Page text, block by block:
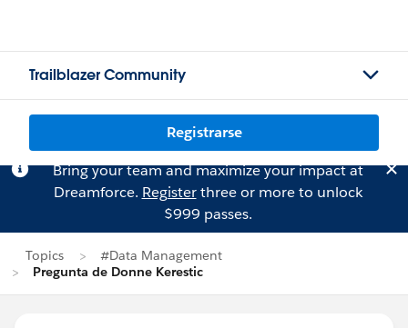
Trailblazer Community
Registrarse
Bring your team and maximize your impact at
Dreamforce. Registerthree or more to unlock
$999 passes.
Topics
#Data Management
Pregunta de Donne Kerestic